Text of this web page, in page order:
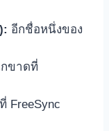
อีกชื่อหนึ่งของ
ขาดที่
FreeSync